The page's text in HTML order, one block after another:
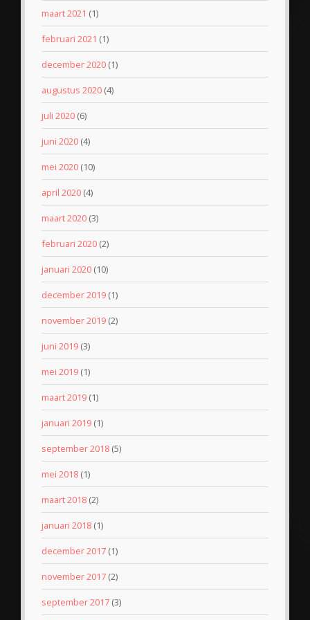
maart 2021 (1)
februari 2021 (1)
december 2020 (1)
augustus 2020 (4)
juli 2020 (6)
juni 2020 (4)
mei 2020 (10)
april 2020 (4)
maart 2020 (3)
februari 2020 (2)
januari 2020 (10)
december 2019 (1)
november 2019 (2)
juni 2019 (3)
mei 2019 (1)
maart 2019 (1)
januari 2019 (1)
september 2018 (5)
mei 2018 (1)
maart 2018 (2)
januari 2018 (1)
december 2017 (1)
november 2017 (2)
september 2017 (3)